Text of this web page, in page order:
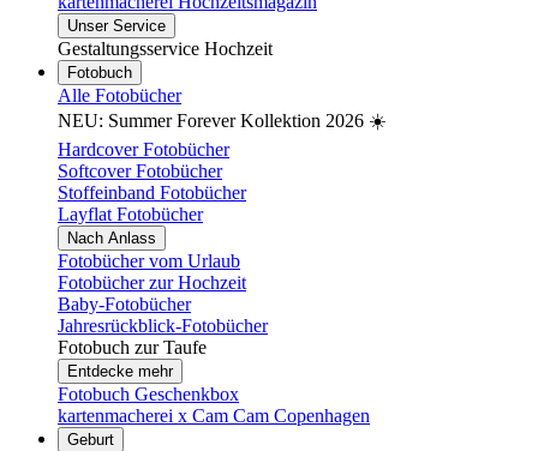
Unser Service
Gestaltungsservice Hochzeit
Fotobuch
Alle Fotobücher
NEU: Summer Forever Kollektion 2026 ☀️
Hardcover Fotobücher
Softcover Fotobücher
Stoffeinband Fotobücher
Layflat Fotobücher
Nach Anlass
Fotobücher vom Urlaub
Fotobücher zur Hochzeit
Baby-Fotobücher
Jahresrückblick-Fotobücher
Fotobuch zur Taufe
Entdecke mehr
Fotobuch Geschenkbox
kartenmacherei x Cam Cam Copenhagen
Geburt